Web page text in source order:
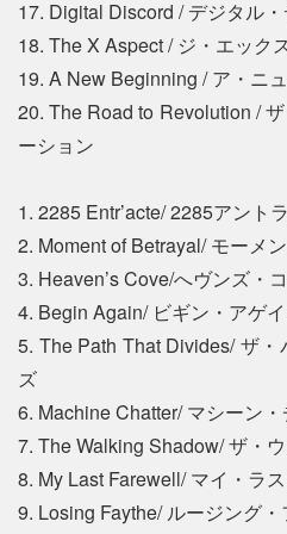
17. Digital Discord / デジタル
18. The X Aspect / ジ・エック
19. A New Beginning / ア・ニ
20. The Road to Revolution /
ーション
1. 2285 Entr’acte/ 2285アント
2. Moment of Betrayal/ モーメ
3. Heaven’s Cove/へヴンズ・
4. Begin Again/ ビギン・アゲ
5. The Path That Divides/ ザ
ズ
6. Machine Chatter/ マシーン
7. The Walking Shadow/ ザ・
8. My Last Farewell/ マイ・ラ
9. Losing Faythe/ ルージング